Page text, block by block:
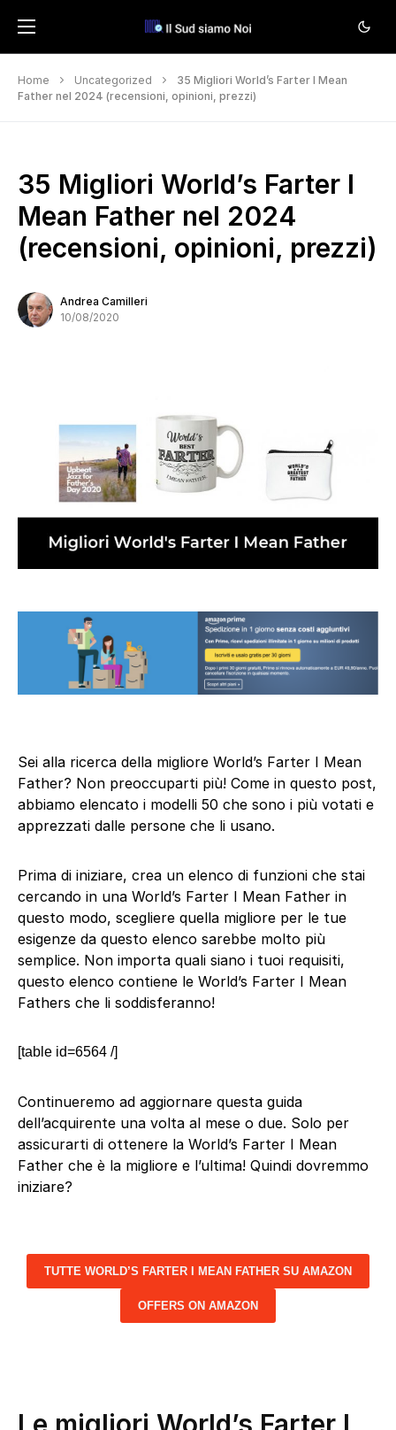
Home Uncategorized
35 Migliori World’s Farter I Mean
Father nel 2024 (recensioni, opinioni, prezzi)
35 Migliori World’s Farter I
Mean Father nel 2024
(recensioni, opinioni, prezzi)
Andrea Camilleri
10/08/2020
Sei alla ricerca della migliore World’s Farter I Mean
Father? Non preoccuparti più! Come in questo post,
abbiamo elencato i modelli 50 che sono i più votati e
apprezzati dalle persone che li usano.
Prima di iniziare, crea un elenco di funzioni che stai
cercando in una World’s Farter I Mean Father in
questo modo, scegliere quella migliore per le tue
esigenze da questo elenco sarebbe molto più
semplice. Non importa quali siano i tuoi requisiti,
questo elenco contiene le World’s Farter I Mean
Fathers che li soddisferanno!
[table id=6564 /]
Continueremo ad aggiornare questa guida
dell’acquirente una volta al mese o due. Solo per
assicurarti di ottenere la World’s Farter I Mean
Father che è la migliore e l’ultima! Quindi dovremmo
iniziare?
TUTTE WORLD’S FARTER I MEAN FATHER SU AMAZON
OFFERS ON AMAZON
Le migliori World’s Farter I